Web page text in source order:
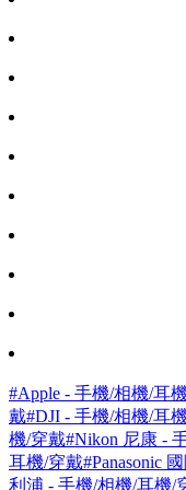
#Apple - 手機/相機/耳
戴#DJI - 手機/相機/耳
機/穿戴#Nikon 尼康 -
耳機/穿戴#Panasonic
利浦 - 手機/相機/耳機/